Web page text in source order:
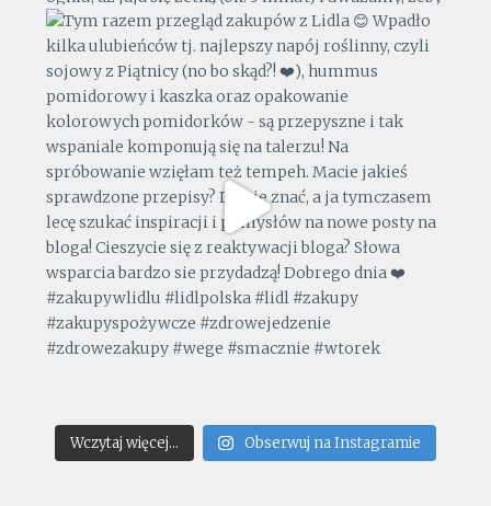
Wczytaj więcej... Obserwuj na Instagramie